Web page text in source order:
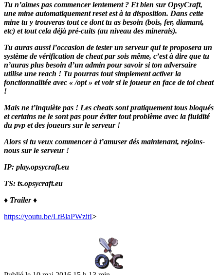
Tu n’aimes pas commencer lentement ? Et bien sur OpsyCraft,
une mine automatiquement reset est à ta disposition. Dans cette
mine tu y trouveras tout ce dont tu as besoin (bois, fer, diamant,
etc) et tout cela déjà pré-cuits (au niveau des minerais).
Tu auras aussi l’occasion de tester un serveur qui te proposera un
système de vérification de cheat par sois même, c’est à dire que tu
n’auras plus besoin d’un admin pour savoir si ton adversaire
utilise une reach ! Tu pourras tout simplement activer la
fonctionnalitée avec « /opt » et voir si le joueur en face de toi cheat
!
Mais ne t’inquiète pas ! Les cheats sont pratiquement tous bloqués
et certains ne le sont pas pour éviter tout problème avec la fluidité
du pvp et des joueurs sur le serveur !
Alors si tu veux commencer à t’amuser dés maintenant, rejoins-
nous sur le serveur !
IP: play.opsycraft.eu
TS: ts.opsycraft.eu
♦ Trailer ♦
https://youtu.be/LtBlaPWzitI>